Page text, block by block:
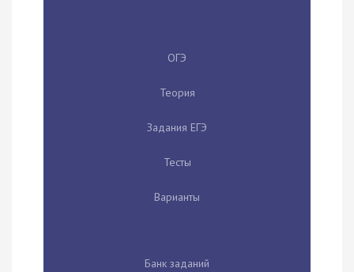
ОГЭ
Теория
Задания ЕГЭ
Тесты
Варианты
Банк заданий